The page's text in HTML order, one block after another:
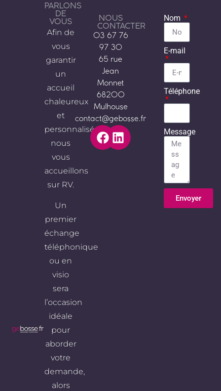
PARLONS
DE
VOUS
Afin de
vous
garantir
un
accueil
chaleureux
et
personnalisé,
nous
vous
accueillons
sur RV.
Un
premier
échange
téléphonique
ou en
visio
sera
l’occasion
idéale
pour
aborder
votre
demande,
alors
NOUS
CONTACTER
03 67 76
97 30
65 rue
Jean
Monnet
68200
Mulhouse
contact@gebosse.fr
Nom
E-mail
Téléphone
Message
Envoyer